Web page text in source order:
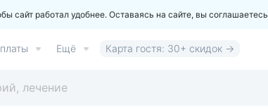
сайт работал удобнее. Оставаясь на сайте, вы соглашаетесь
Ещё Карта гостя: 30+ скидок →